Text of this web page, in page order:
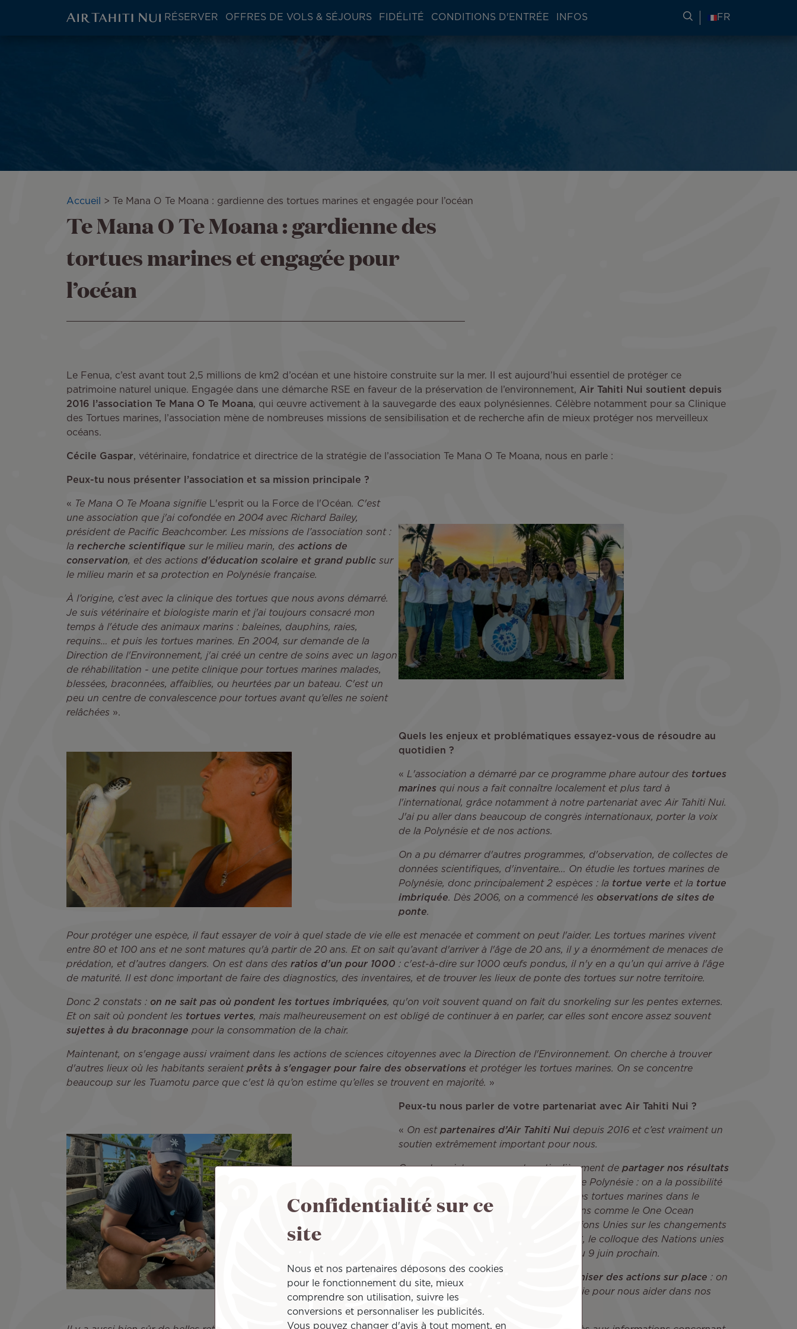
ATN:
Main
RÉSERVER OFFRES DE VOLS & SÉJOURS FIDÉLITÉ CONDITIONS D'ENTRÉE INFOS RECHERCHER DES
FR
Fil
Accueil Te Mana O Te Moana : gardienne des tortues marines et engagée pour l’océan
Te Mana O Te Moana : gardienne des
tortues marines et engagée pour
l’océan
Le Fenua, c’est avant tout 2,5 millions de km2 d’océan et une histoire construite sur la mer. Il est aujourd’hui essentiel de protéger ce
patrimoine naturel unique. Engagée dans une démarche RSE en faveur de la préservation de l’environnement, Air Tahiti Nui soutient depuis
2016 l’association Te Mana O Te Moana, qui œuvre activement à la sauvegarde des eaux polynésiennes. Célèbre notamment pour sa Clinique
des Tortues marines, l’association mène de nombreuses missions de sensibilisation et de recherche afin de mieux protéger nos merveilleux
océans.
Cécile Gaspar, vétérinaire, fondatrice et directrice de la stratégie de l’association Te Mana O Te Moana, nous en parle :
Peux-tu nous présenter l’association et sa mission principale ?
« Te Mana O Te Moana signifie L'esprit ou la Force de l'Océan. C'est
une association que j'ai cofondée en 2004 avec Richard Bailey,
président de Pacific Beachcomber. Les missions de l’association sont :
la recherche scientifique sur le milieu marin, des actions de
conservation, et des actions d'éducation scolaire et grand public sur
le milieu marin et sa protection en Polynésie française.
À l’origine, c’est avec la clinique des tortues que nous avons démarré.
Je suis vétérinaire et biologiste marin et j'ai toujours consacré mon
temps à l'étude des animaux marins : baleines, dauphins, raies,
requins… et puis les tortues marines. En 2004, sur demande de la
Direction de l'Environnement, j'ai créé un centre de soins avec un lagon
de réhabilitation - une petite clinique pour tortues marines malades,
blessées, braconnées, affaiblies, ou heurtées par un bateau. C'est un
peu un centre de convalescence pour tortues avant qu’elles ne soient
relâchées ».
Quels les enjeux et problématiques essayez-vous de résoudre au
quotidien ?
« L'association a démarré par ce programme phare autour des tortues
marines qui nous a fait connaître localement et plus tard à
l'international, grâce notamment à notre partenariat avec Air Tahiti Nui.
J'ai pu aller dans beaucoup de congrès internationaux, porter la voix
de la Polynésie et de nos actions.
On a pu démarrer d'autres programmes, d'observation, de collectes de
données scientifiques, d'inventaire... On étudie les tortues marines de
Polynésie, donc principalement 2 espèces : la tortue verte et la tortue
imbriquée. Dès 2006, on a commencé les observations de sites de
ponte.
Pour protéger une espèce, il faut essayer de voir à quel stade de vie elle est menacée et comment on peut l'aider. Les tortues marines vivent
entre 80 et 100 ans et ne sont matures qu'à partir de 20 ans. Et on sait qu’avant d'arriver à l'âge de 20 ans, il y a énormément de menaces de
prédation, et d’autres dangers. On est dans des ratios d’un pour 1000 : c'est-à-dire sur 1000 œufs pondus, il n'y en a qu’un qui arrive à l'âge
de maturité. Il est donc important de faire des diagnostics, des inventaires, et de trouver les lieux de ponte des tortues sur notre territoire.
Donc 2 constats : on ne sait pas où pondent les tortues imbriquées, qu'on voit souvent quand on fait du snorkeling sur les pentes externes.
Et on sait où pondent les tortues vertes, mais malheureusement on est obligé de continuer à en parler, car elles sont encore assez souvent
sujettes à du braconnage pour la consommation de la chair.
Maintenant, on s'engage aussi vraiment dans les actions de sciences citoyennes avec la Direction de l'Environnement. On cherche à trouver
d'autres lieux où les habitants seraient prêts à s'engager pour faire des observations et protéger les tortues marines. On se concentre
beaucoup sur les Tuamotu parce que c'est là qu’on estime qu’elles se trouvent en majorité. »
Peux-tu nous parler de votre partenariat avec Air Tahiti Nui ?
« On est partenaires d’Air Tahiti Nui depuis 2016 et c’est vraiment un
soutien extrêmement important pour nous.
Ce partenariat nous permet particulièrement de partager nos résultats
quand on peut partir de Polynésie : on a la possibilité
d’aller à des congrès scientifiques sur les tortues marines dans le
monde, on va à de grandes organisations comme le One Ocean
Summit, les COP (Conférences des Nations Unies sur les changements
climatiques), ou prochainement l'UNOC, le colloque des Nations unies
pour les océans, qui aura lieu à partir du 9 juin prochain.
Air Tahiti Nui nous permet aussi d’organiser des actions sur place : on
fait venir les scientifiques ici en Polynésie pour nous aider dans nos
recherches.
Confidentialité sur ce
site
Nous et nos partenaires déposons des cookies
pour le fonctionnement du site, mieux
comprendre son utilisation, suivre les
conversions et personnaliser les publicités.
Vous pouvez changer d'avis à tout moment, en